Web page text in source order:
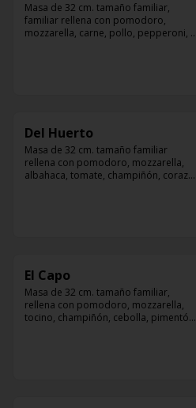
Masa de 32 cm. tamaño familiar,
familiar rellena con pomodoro,
mozzarella, carne, pollo, pepperoni,
Del Huerto
Masa de 32 cm. tamaño familiar
rellena con pomodoro, mozzarella,
albahaca, tomate, champiñón, corazón
El Capo
Masa de 32 cm. tamaño familiar,
rellena con pomodoro, mozzarella,
tocino, champiñón, cebolla, pimentón,